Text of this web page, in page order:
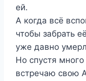
ей.
А когда всё
чтобы забрать
уже давно
Но спустя
встречаю свою